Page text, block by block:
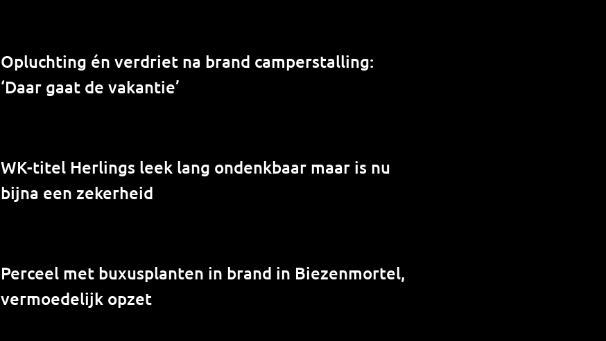
Opluchting én verdriet na brand camperstalling:
‘Daar gaat de vakantie’
WK-titel Herlings leek lang ondenkbaar maar is nu
bijna een zekerheid
Perceel met buxusplanten in brand in Biezenmortel,
vermoedelijk opzet